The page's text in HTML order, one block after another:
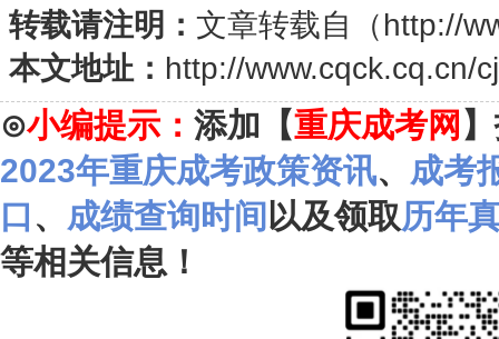
转载请注明： 文章转载自（http://
本文地址： http://www.cqck.cq.cn/
⊙小编提示： 添加【重庆成考网
2023年重庆成考政策资讯、 成考
口 、 成绩查询时间 以及领取历年
等相关信息！